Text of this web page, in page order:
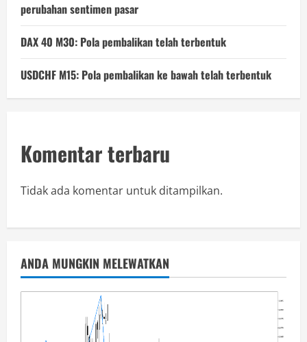
perubahan sentimen pasar
DAX 40 M30: Pola pembalikan telah terbentuk
USDCHF M15: Pola pembalikan ke bawah telah terbentuk
Komentar terbaru
Tidak ada komentar untuk ditampilkan.
ANDA MUNGKIN MELEWATKAN